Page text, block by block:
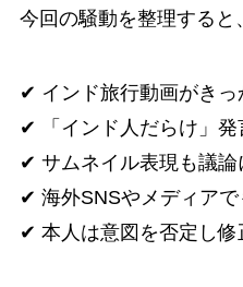
今回の騒動を整理すると、
✔ インド旅行動画がきっ
✔ 「インド人だらけ」発
✔ サムネイル表現も議論
✔ 海外SNSやメディアで
✔ 本人は意図を否定し修